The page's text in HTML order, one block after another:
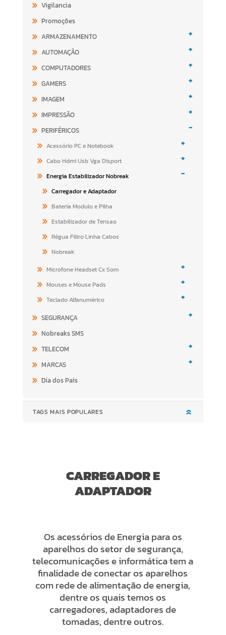
Vigilancia
Promoções
ARMAZENAMENTO
+
AUTOMAÇÃO +
COMPUTADORES +
GAMERS +
IMAGEM +
IMPRESSÃO +
PERIFÉRICOS -
Acessório PC e Notebook +
Cabo Hdmi Usb Vga Disport +
Energia Estabilizador Nobreak -
Carregador e Adaptador
Bateria Modulo e Pilha
Estabilizador de Tensao
Régua Filtro Linha Cabos
Nobreak
Microfone Headset Cx Som
+
Mouses e Mouse Pads +
Teclado Alfanumérico +
SEGURANÇA +
Nobreaks SMS
TELECOM
+
MARCAS +
Dia dos Pais
TAGS MAIS POPULARES
CARREGADOR E
ADAPTADOR
Os acessórios de Energia para os
aparelhos do setor de segurança,
telecomunicações e informática tem a
finalidade de conectar os aparelhos
com rede de alimentação de energia,
dentre os quais temos os
carregadores, adaptadores de
tomadas, dentre outros.